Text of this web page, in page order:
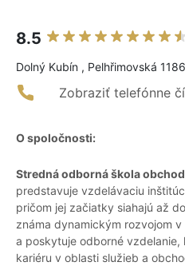
8.5
Dolný Kubín , Pelhřimovská
Zobraziť telefónne
O spoločnosti:
Stredná odborná škola
predstavuje vzdelávaciu
pričom jej začiatky siahajú až
známa dynamickým rozvojom
a poskytuje odborné
kariéru v oblasti služieb a